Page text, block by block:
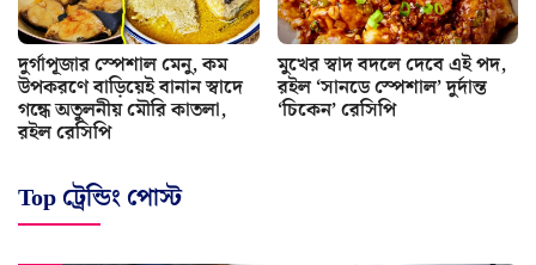
দুর্গাপূজার স্পেশাল মেনু, কম
উপকরণে বাড়িয়েই বানান স্বাদে
গন্ধে অতুলনীয় মৌরি কাতলা,
রইল রেসিপি
মুখের স্বাদ বদলে দেবে এই পদ,
রইল ‘সানডে স্পেশাল’ দুর্দান্ত
‘চিকেন’ রেসিপি
Top ট্রেন্ডিং পোস্ট